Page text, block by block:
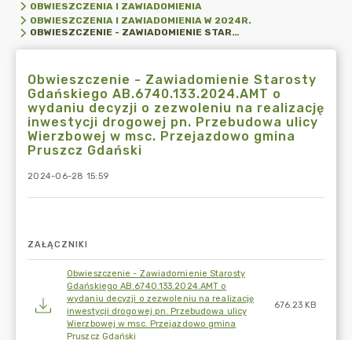
OBWIESZCZENIA I ZAWIADOMIENIA
OBWIESZCZENIA I ZAWIADOMIENIA W 2024R.
OBWIESZCZENIE - ZAWIADOMIENIE STAROSTY GDAŃSKIEGO AB.6740.133.2024.AMT O WYDANIU DECYZJI O ZEZWOLENIU NA REALIZACJĘ INWESTYCJI DROGOWEJ PN. PRZEBUDOWA ULICY WIERZBOWEJ W MSC. PRZEJAZDOWO GMINA PRUSZCZ GDAŃSKI
Obwieszczenie - Zawiadomienie Starosty
Gdańskiego AB.6740.133.2024.AMT o
wydaniu decyzji o zezwoleniu na realizację
inwestycji drogowej pn. Przebudowa ulicy
Wierzbowej w msc. Przejazdowo gmina
Pruszcz Gdański
2024-06-28 15:59
ZAŁĄCZNIKI
Obwieszczenie - Zawiadomienie Starosty
Gdańskiego AB.6740.133.2024.AMT o
wydaniu decyzji o zezwoleniu na realizację
inwestycji drogowej pn. Przebudowa ulicy
Wierzbowej w msc. Przejazdowo gmina
Pruszcz Gdański
676.23 KB